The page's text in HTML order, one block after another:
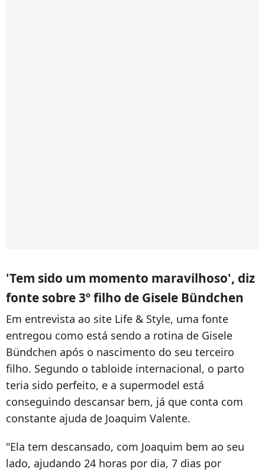
'Tem sido um momento maravilhoso', diz
fonte sobre 3º filho de Gisele Bündchen
Em entrevista ao site Life & Style, uma fonte
entregou como está sendo a rotina de Gisele
Bündchen após o nascimento do seu terceiro
filho. Segundo o tabloide internacional, o parto
teria sido perfeito, e a supermodel está
conseguindo descansar bem, já que conta com
constante ajuda de Joaquim Valente.
"Ela tem descansado, com Joaquim bem ao seu
lado, ajudando 24 horas por dia, 7 dias por